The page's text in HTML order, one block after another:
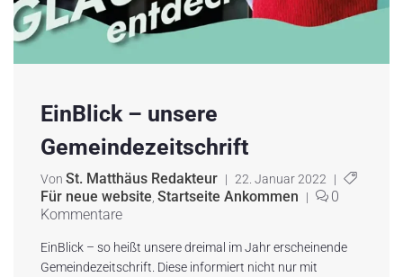
EinBlick – unsere
Gemeindezeitschrift
Von St. Matthäus Redakteur | 22. Januar 2022 |
Für neue website Startseite Ankommen |
0
Kommentare
EinBlick – so heißt unsere dreimal im Jahr erscheinende
Gemeindezeitschrift. Diese informiert nicht nur mit